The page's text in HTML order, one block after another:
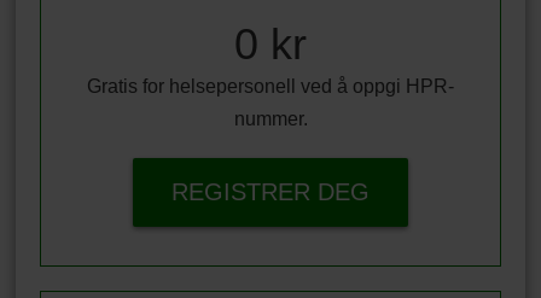
0 kr
Gratis for helsepersonell ved å oppgi HPR-
nummer.
REGISTRER DEG